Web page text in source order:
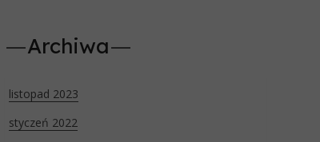
Archiwa
listopad 2023
styczeń 2022